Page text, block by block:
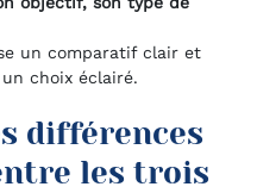
un comparatif clair et
choix éclairé.
différences
les trois